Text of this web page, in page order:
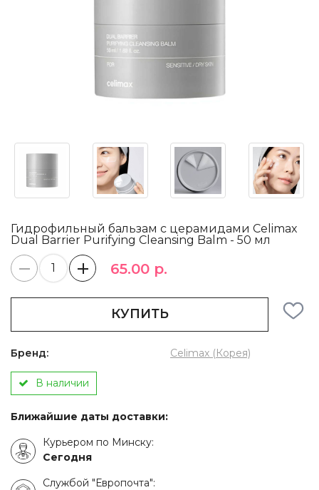
Гидрофильный бальзам с церамидами Celimax
Dual Barrier Purifying Cleansing Balm - 50 мл
65.00 р.
КУПИТЬ
Бренд: Celimax (Корея)
В наличии
Ближайшие даты доставки:
Курьером по Минску:
Сегодня
Службой "Европочта":